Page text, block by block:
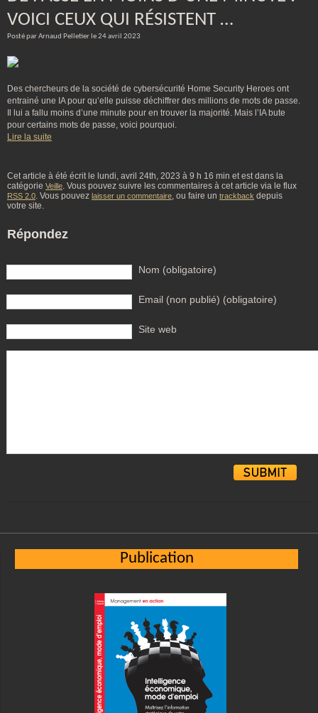
VOICI CEUX QUI RÉSISTENT …
Posté par Arnaud Pelletier le 24 avril 2023
Des chercheurs de la société de cybersécurité Home Security Heroes ont
entrainé une IA pour qu’elle puisse déchiffrer des millions de mots de passe.
Il lui a fallu moins d’une minute pour en trouver la majorité. Mais l’IA bute
pour certains mots de passe, voici pourquoi.
Lire la suite
Cet article à été écrit le lundi, avril 24th, 2023 à 9 h 16 min et est dans la
catégorie Veille. Vous pouvez suivre les commentaires à cet article via le flux
RSS 2.0. Vous pouvez laisser un commentaire, ou faire un trackback depuis
votre site.
Répondez
Nom (obligatoire)
Email (non publié) (obligatoire)
Site web
Publication